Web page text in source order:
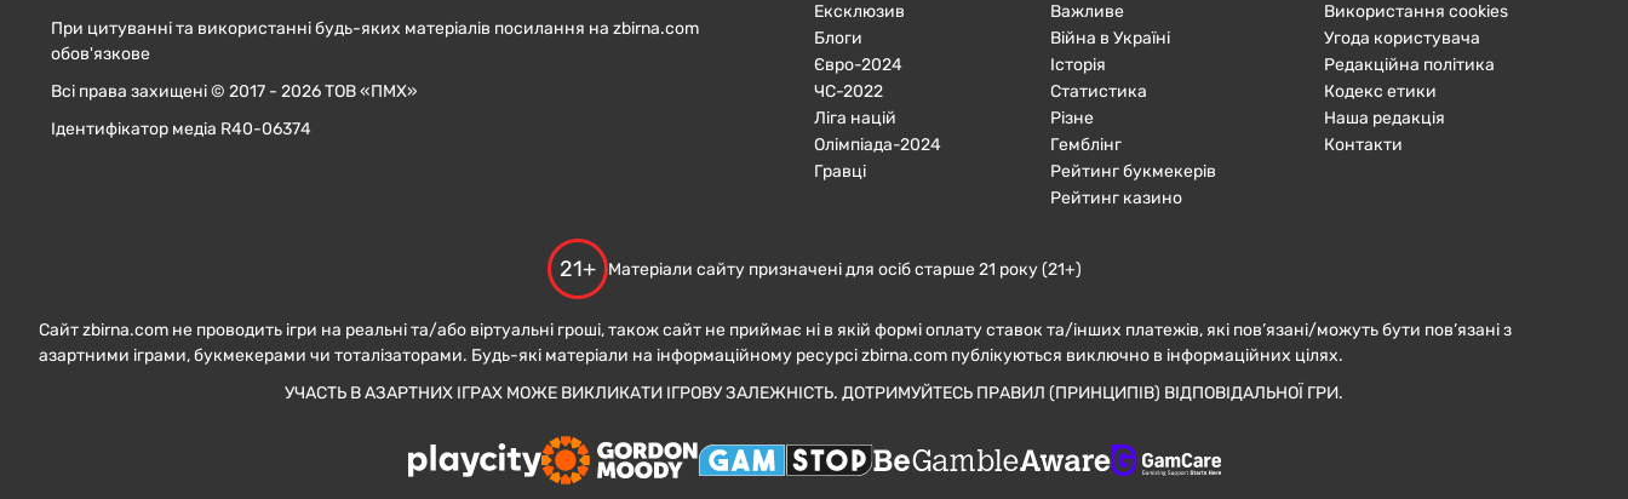
При цитуванні та використанні будь-яких матеріалів посилання на zbirna.com
обов'язкове
Всі права захищені © 2017 - 2026 ТОВ «ПМХ»
Ідентифікатор медіа R40-06374
Ексклюзив
Блоги
Євро-2024
ЧC-2022
Ліга націй
Олімпіада-2024
Гравці
Важливе
Війна в Україні
Історія
Статистика
Різне
Гемблінг
Рейтинг букмекерів
Рейтинг казино
Використання cookies
Угода користувача
Редакційна політика
Кодекс етики
Наша редакція
Контакти
21+ Матеріали сайту призначені для осіб старше 21 року (21+)
Сайт zbirna.com не проводить ігри на реальні та/або віртуальні гроші, також сайт не приймає ні в якій формі оплату ставок та/інших платежів, які пов’язані/можуть бути пов’язані з
азартними іграми, букмекерами чи тоталізаторами. Будь-які матеріали на інформаційному ресурсі zbirna.com публікуються виключно в інформаційних цілях.
УЧАСТЬ В АЗАРТНИХ ІГРАХ МОЖЕ ВИКЛИКАТИ ІГРОВУ ЗАЛЕЖНІСТЬ. ДОТРИМУЙТЕСЬ ПРАВИЛ (ПРИНЦИПІВ) ВІДПОВІДАЛЬНОЇ ГРИ.